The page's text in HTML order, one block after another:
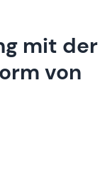
mit der
von